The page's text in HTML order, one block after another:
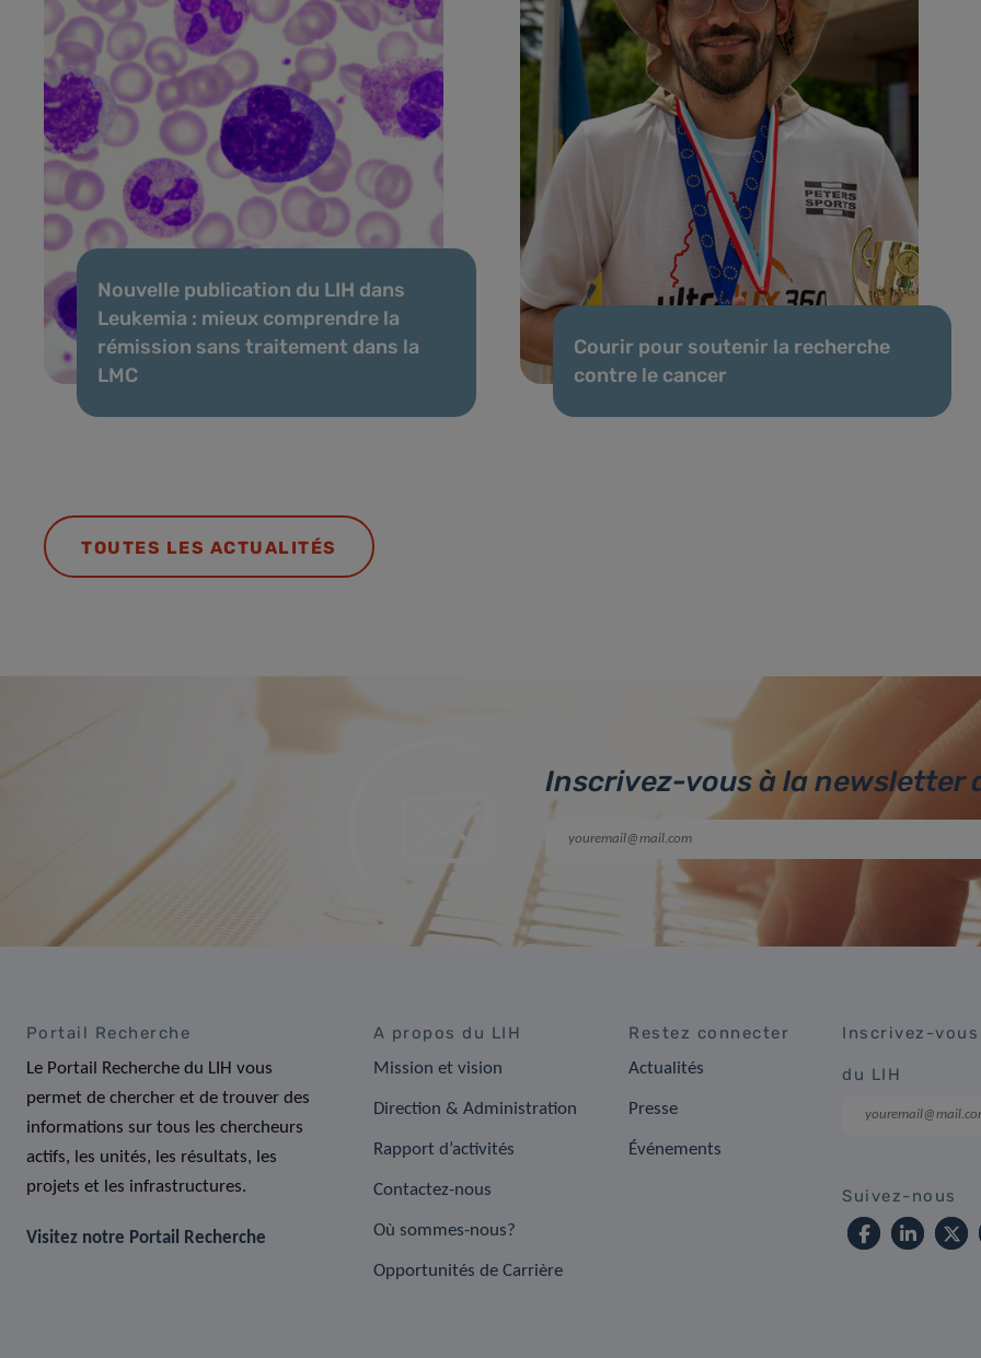
Nouvelle publication du LIH dans
Leukemia : mieux comprendre la
rémission sans traitement dans la
LMC
Courir pour soutenir la recherche
contre le cancer
TOUTES LES ACTUALITÉS
Inscrivez-vous à la newsletter
Portail Recherche
Le Portail Recherche du LIH vous
permet de chercher et de trouver des
informations sur tous les chercheurs
actifs, les unités, les résultats, les
projets et les infrastructures.
Visitez notre Portail Recherche
A propos du LIH
Mission et vision
Direction & Administration
Rapport d’activités
Contactez-nous
Où sommes-nous?
Opportunités de Carrière
Restez connecter
Actualités
Presse
Événements
Inscrivez-
du LIH
Suivez-nous